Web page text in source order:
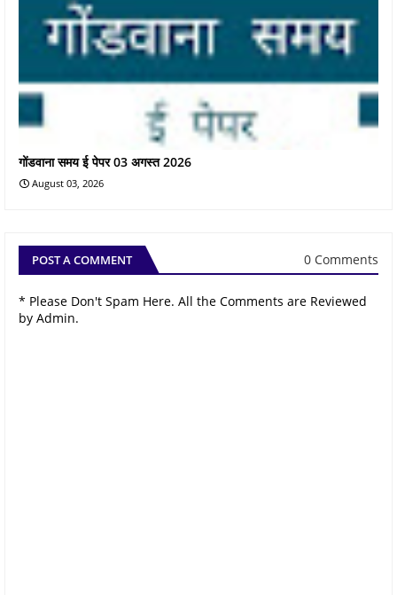
गोंडवाना समय ई पेपर 03 अगस्त 2026
August 03, 2026
POST A COMMENT 0 Comments
* Please Don't Spam Here. All the Comments are Reviewed
by Admin.